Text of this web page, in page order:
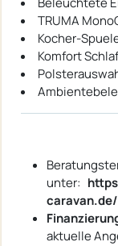
TRUMA
Kocher-
Komfort
unter:
aktuelle